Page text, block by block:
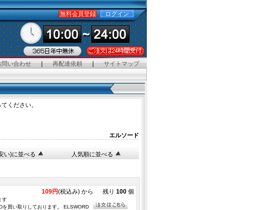
ログイン
無料会員登録
問い合わせ | 再配達依頼 |
サイトマップ
ください。
エルソード
い)に並べる 人気順に並べる
109円(税込み) から 残り 100個
す
を買い取りしております。 ELSWORD